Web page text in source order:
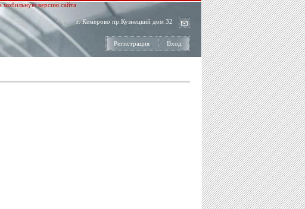
мобильную версию сайта
г. Кемерово пр.Кузнецкий дом 32
Регистрация Вход